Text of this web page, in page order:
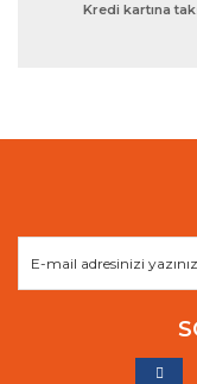
Kredi kartına